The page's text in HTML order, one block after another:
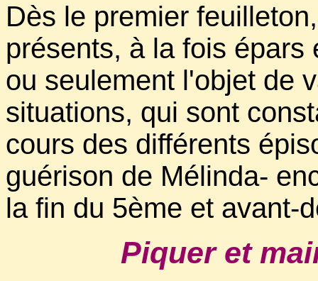
Dès le premier
présents, à la fois
ou seulement l'objet de
situations, qui sont
cours des différents
guérison de Mélinda-
la fin du 5ème et avant-
Piquer et